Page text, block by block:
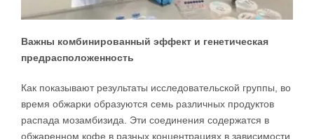
Важны комбинированный эффект и генетическая
предрасположенность
Как показывают результаты исследовательской группы, во
время обжарки образуются семь различных продуктов
распада мозамбизида. Эти соединения содержатся в
обжаренном кофе в разных концентрациях в зависимости